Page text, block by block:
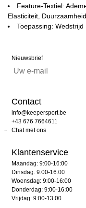
Feature-Textiel:
Elasticiteit,
Toepassing: Wedstrijd
Nieuwsbrief
Contact
info@keepersport.be
+43 676 7664611
Chat met ons
Klantenservice
Maandag: 9:00-16:00
Dinsdag: 9:00-16:00
Woensdag: 9:00-16:00
Donderdag: 9:00-16:00
Vrijdag: 9:00-13:00